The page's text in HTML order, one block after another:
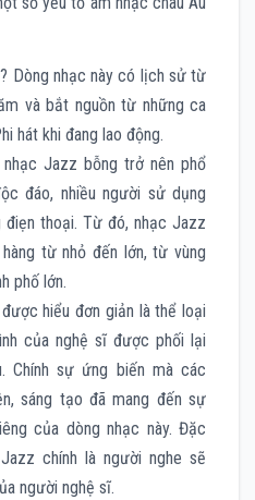
? Dòng nhạc này có lịch sử từ
và bắt nguồn từ những ca
hát khi đang lao động.
Jazz bỗng trở nên phổ
đáo, nhiều người sử dụng
điẹn thoại. Từ đó, nhạc Jazz
từ nhỏ đến lớn, từ vùng
phố lớn.
hiểu đơn giản là thể loại
của nghệ sĩ được phối lại
Chính sự ứng biến mà các
sáng tạo đã mang đến sự
của dòng nhạc này. Đặc
chính là người nghe sẽ
người nghệ sĩ.